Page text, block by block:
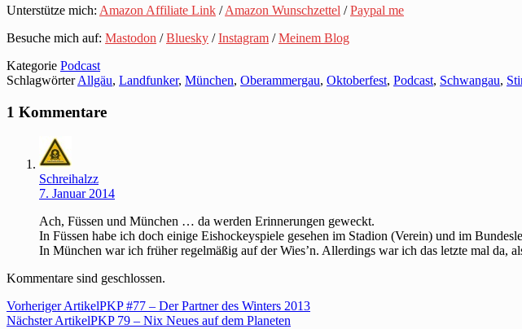
Unterstütze mich: Amazon Affiliate Link /Amazon Wunschzettel /Paypal me
Besuche mich auf: Mastodon /Bluesky /Instagram /Meinem Blog
Kategorie Podcast
SchlagwörterAllgäu, Landfunker, München, Oberammergau, Oktoberfest, Podcast, Schwangau,
1 Kommentare
Schreihalzz
7. Januar 2014
Ach, Füssen und München … da werden Erinnerungen geweckt.
In Füssen habe ich doch einige Eishockeyspiele gesehen im Stadion (Verein) und im
In München war ich früher regelmäßig auf der Wies’n. Allerdings war ich das letzte mal da,
Kommentare sind geschlossen.
Vorheriger ArtikelPKP #77 – Der Partner des Winters 2013
Nächster ArtikelPKP 79 – Nix Neues auf dem Planeten